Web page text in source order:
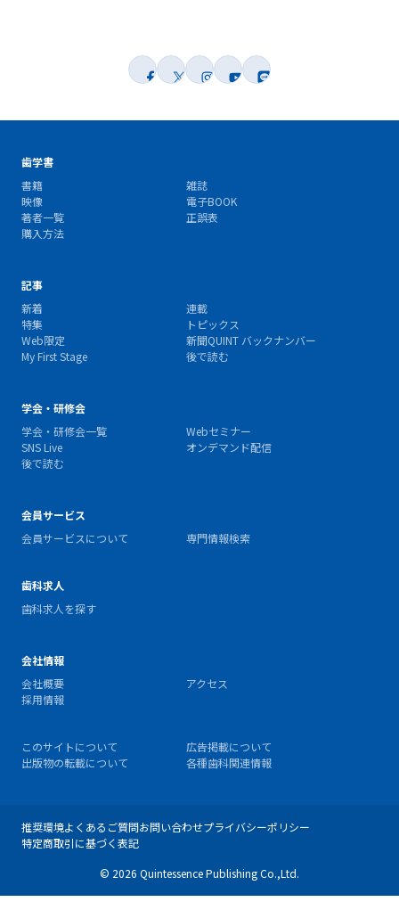
歯学書
書籍
雑誌
映像
電子BOOK
著者一覧
正誤表
購入方法
記事
新着
連載
特集
トピックス
Web限定
新聞QUINT バックナンバー
My First Stage
後で読む
学会・研修会
学会・研修会一覧
Webセミナー
SNS Live
オンデマンド配信
後で読む
会員サービス
会員サービスについて
専門情報検索
歯科求人
歯科求人を探す
会社情報
会社概要
アクセス
採用情報
このサイトについて
広告掲載について
出版物の転載について
各種歯科関連情報
推奨環境よくあるご質問お問い合わせプライバシーポリシー
特定商取引に基づく表記
© 2026 Quintessence Publishing Co.,Ltd.